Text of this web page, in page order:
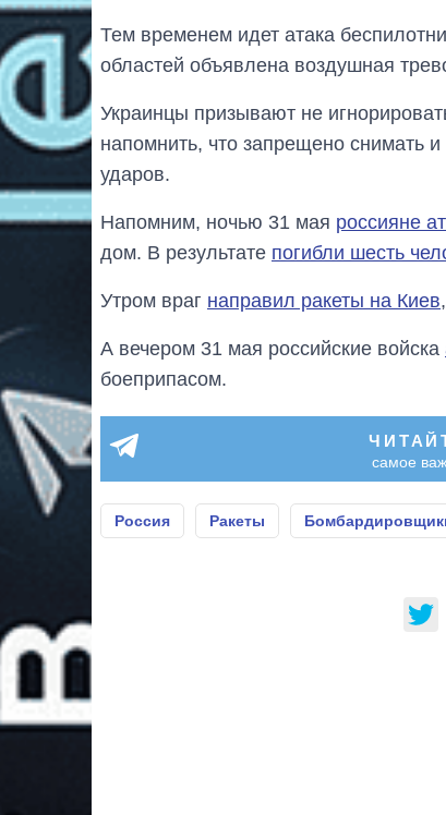
Тем временем идет атака
областей объявлена ​​воздушная
Украинцы призывают не
напомнить, что запрещено снимать
ударов.
Напомним, ночью 31 мая россияне
дом. В результате погибли шесть
Утром враг направил ракеты на Киев
А вечером 31 мая российские войска
боеприпасом.
самое
Россия Ракеты